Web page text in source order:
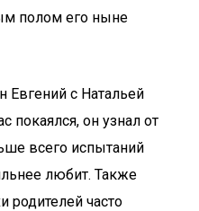
полом его ныне
Евгений с Натальей
покаялся, он узнал от
всего испытаний
любит. Также
родителей часто